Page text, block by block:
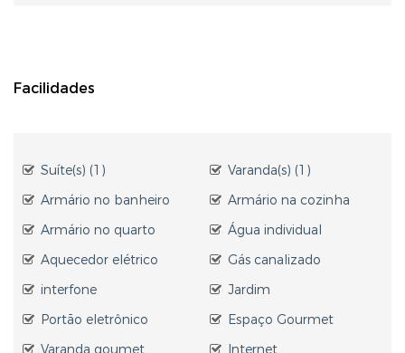
Facilidades
Suíte(s) (1)
Varanda(s) (1)
Armário no banheiro
Armário na cozinha
Armário no quarto
Água individual
Aquecedor elétrico
Gás canalizado
interfone
Jardim
Portão eletrônico
Espaço Gourmet